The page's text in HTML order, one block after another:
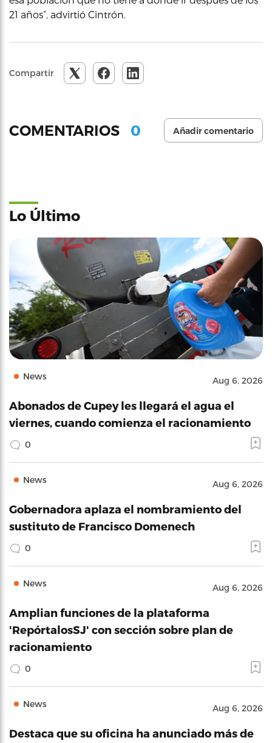
21 años”, advirtió Cintrón.
Compartir
COMENTARIOS 0 Añadir comentario
Lo Último
News Aug 6, 2026
Abonados de Cupey les llegará el agua el
viernes, cuando comienza el racionamiento
0
News Aug 6, 2026
Gobernadora aplaza el nombramiento del
sustituto de Francisco Domenech
0
News Aug 6, 2026
Amplian funciones de la plataforma
'RepórtalosSJ' con sección sobre plan de
racionamiento
0
News Aug 6, 2026
Destaca que su oficina ha anunciado más de